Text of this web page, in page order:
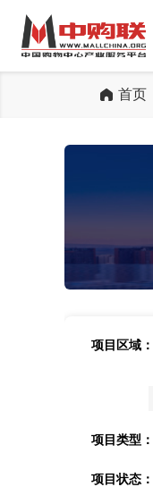
首页
项目区域：
项目类型：
项目状态：